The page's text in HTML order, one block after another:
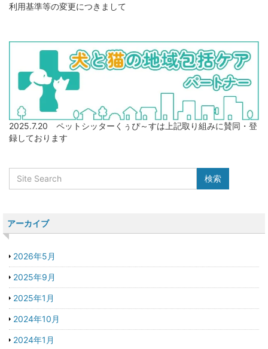
利用基準等の変更につきまして
2025.7.20 ペットシッターくぅぴ～すは上記取り組みに賛同・登
録しております
アーカイブ
2026年5月
2025年9月
2025年1月
2024年10月
2024年1月